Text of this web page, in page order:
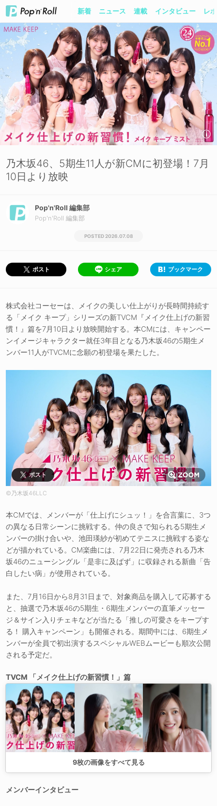
新着 ニュース 連載 インタビュー レ
乃木坂46、5期生11人が新CMに初登場！7月
10日より放映
Pop'n'Roll 編集部
Pop'n'Roll 編集部
2026.07.08
ポスト シェア ブックマーク
株式会社コーセーは、メイクの美しい仕上がりが長時間持続す
る「メイク キープ」シリーズの新TVCM『メイク仕上げの新習
慣！』篇を7月10日より放映開始する。本CMには、キャンペー
ンイメージキャラクター就任3年目となる乃木坂46の5期生メ
ンバー11人がTVCMに念願の初登場を果たした。
ポスト
©乃木坂46LLC
本CMでは、メンバーが「仕上げにシュッ！」を合言葉に、3つ
の異なる日常シーンに挑戦する。仲の良さで知られる5期生メ
ンバーの掛け合いや、池田瑛紗が初めてテニスに挑戦する姿な
どが描かれている。CM楽曲には、7月22日に発売される乃木
坂46のニューシングル「是非に及ばず」に収録される新曲「告
白したい病」が使用されている。
また、7月16日から8月31日まで、対象商品を購入して応募する
と、抽選で乃木坂46の5期生・6期生メンバーの直筆メッセー
ジ＆サイン入りチェキなどが当たる「推しの可愛さをキープす
る！ 購入キャンペーン」も開催される。期間中には、6期生メ
ンバーが全員で初出演するスペシャルWEBムービーも順次公開
される予定だ。
TVCM 「メイク仕上げの新習慣！」篇
9枚の画像をすべて見る
メンバーインタビュー